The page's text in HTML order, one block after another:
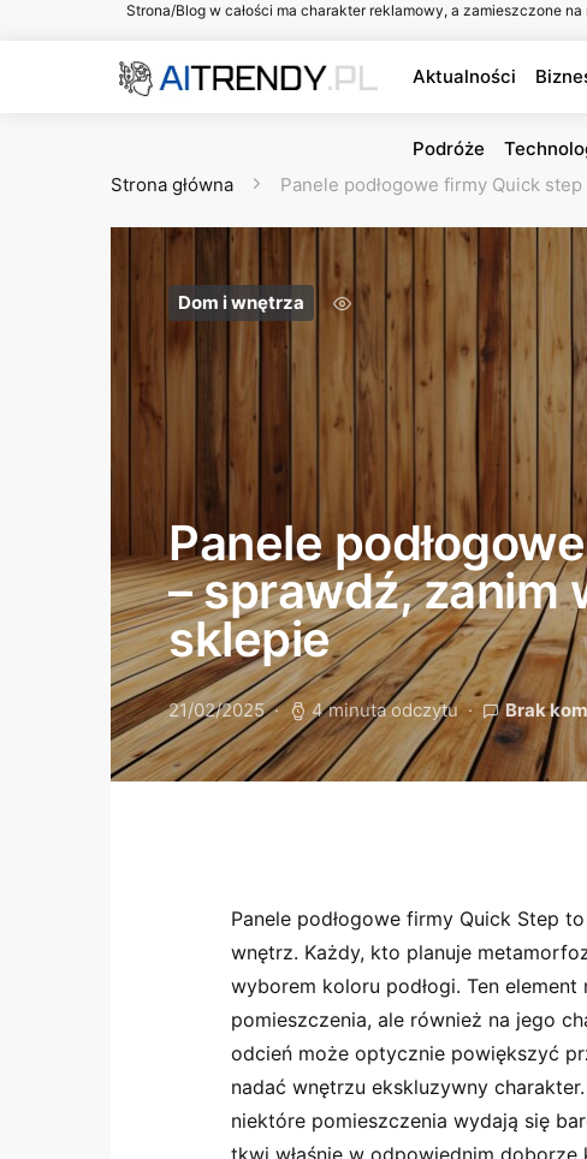
Strona/Blog w całości ma charakter reklamowy, a zamieszczone
Aktualności
Podróże
Strona główna
Panele podłogowe firmy Quick
Dom i wnętrza
Panele
– sprawdź, zanim
sklepie
21/02/2025 4 minuta odczytu Brak
Panele podłogowe firmy Quick Step
wnętrz. Każdy, kto planuje
wyborem koloru podłogi. Ten
pomieszczenia, ale również na jego
odcień może optycznie powiększyć
nadać wnętrzu ekskluzywny
niektóre pomieszczenia wydają się
tkwi właśnie w odpowiednim